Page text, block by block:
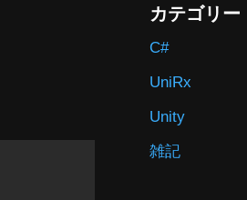
カテゴリー
C#
UniRx
Unity
雑記